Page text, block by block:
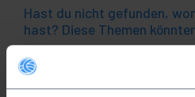
Hast du nicht gefunden,
hast? Diese Themen